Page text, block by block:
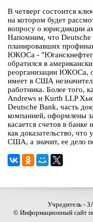
В четверг состоится
на котором будет
вопросу о юрисдикции
Напомним, что Deutsche
планировавших
ЮКОСа -
обратился в
реорганизации ЮКОСа,
имеет в США
работника. Более того,
Andrews и Kurth LLP
Deutsche Bank, часть
компанией, оформлены
касается счетов в
как доказательство, что
США, а значит, ее дело
Учредитель -
© Информационный сайт